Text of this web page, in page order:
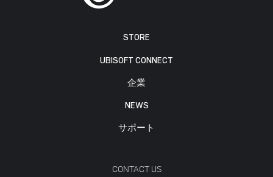
STORE
UBISOFT CONNECT
企業
NEWS
サポート
CONTACT US